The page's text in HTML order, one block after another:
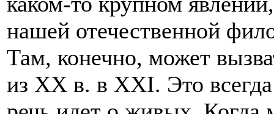
нашей отечественной
Там, конечно, может
из ХХ в. в XXI. Это